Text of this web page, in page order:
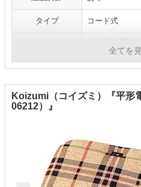
タイプ コード式
当り31円とし
全てを
Koizumi（コイズミ）『平形
06212）』